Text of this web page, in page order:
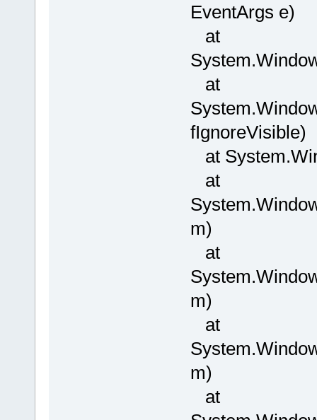
EventArgs e)
at
at
fIgnoreVisible)
at
at
m)
at
m)
at
m)
at